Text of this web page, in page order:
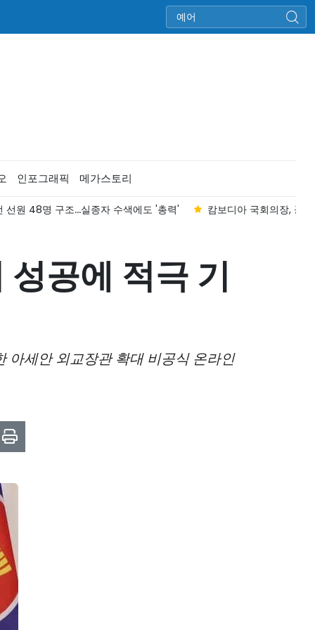
인포그래픽 메가스토리
선원 48명 구조...실종자 수색에도 '총력' 캄보디아 국회의장, 공
공에 적극 기
아세안 외교장관 확대 비공식 온라인